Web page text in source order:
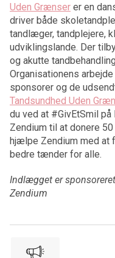
Uden Grænser er en
driver både
tandlæger, tandplejere,
udviklingslande. Der
og akutte
Organisationens
sponsorer og de
Tandsundhed Uden
du ved at #GivEtSmil
Zendium til at donere
hjælpe Zendium med at
bedre tænder for alle.
Indlægget er
Zendium